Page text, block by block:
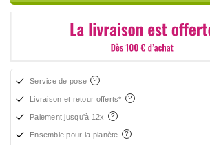
Service de pose
Livraison et retour offerts*
Paiement jusqu'à 12x
Ensemble pour la planète